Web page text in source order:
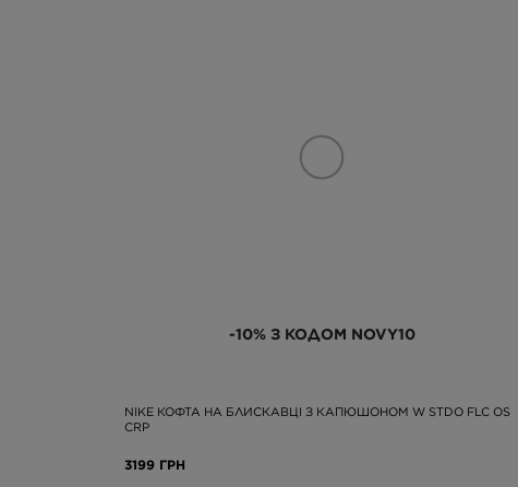
-10% З КОДОМ NOVY10
NIKE КОФТА НА БЛИСКАВЦІ З КАПЮШОНОМ W STDO FLC OS
CRP
3199 ГРН